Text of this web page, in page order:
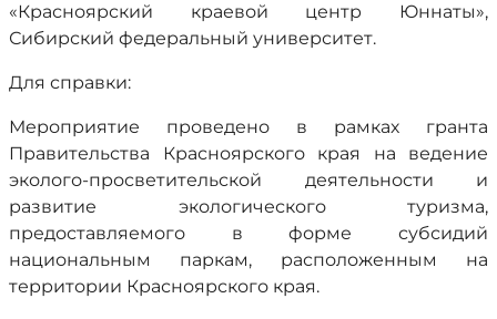
«Красноярский краевой центр Юннаты»,
Сибирский федеральный университет.
Для справки:
Мероприятие проведено в рамках гранта
Правительства Красноярского края на ведение
эколого-просветительской деятельности и
развитие экологического туризма,
предоставляемого в форме субсидий
национальным паркам, расположенным на
территории Красноярского края.